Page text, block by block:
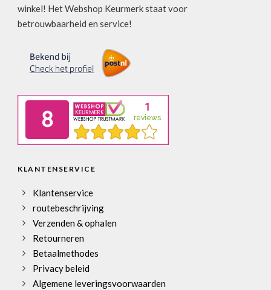
winkel! Het Webshop Keurmerk staat voor
betrouwbaarheid en service!
KLANTENSERVICE
Klantenservice
routebeschrijving
Verzenden & ophalen
Retourneren
Betaalmethodes
Privacy beleid
Algemene leveringsvoorwaarden